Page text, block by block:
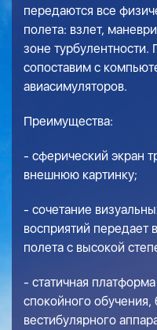
передаются все
полета: взлет,
зоне
сопоставим с
авиасимуляторов.
Преимущества:
- сферический экран
внешнюю картинку;
- сочетание
восприятий
полета с высокой
- статичная
спокойного
вестибулярного